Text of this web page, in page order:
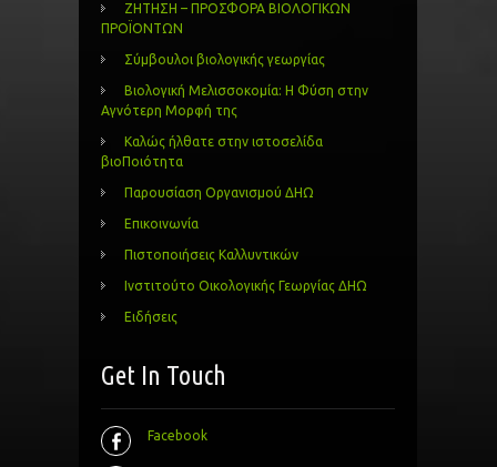
ΖΗΤΗΣΗ – ΠΡΟΣΦΟΡΑ ΒΙΟΛΟΓΙΚΩΝ
ΠΡΟΪΟΝΤΩΝ
Σύμβουλοι βιολογικής γεωργίας
Βιολογική Μελισσοκομία: Η Φύση στην
Αγνότερη Μορφή της
Καλώς ήλθατε στην ιστοσελίδα
βιοΠοιότητα
Παρουσίαση Οργανισμού ΔΗΩ
Επικοινωνία
Πιστοποιήσεις Καλλυντικών
Ινστιτούτο Οικολογικής Γεωργίας ΔΗΩ
Ειδήσεις
Get In Touch
Facebook